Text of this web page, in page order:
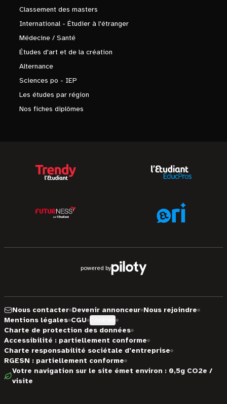
Classement des masters
International - Étudier à l'étranger
Médecine / Santé
Études d'art et de la création
Alternance
Sciences po - IEP
Les études par région
Nos fiches diplômes
powered by
Nous contacter Devenir annonceur Nous rejoindre
Mentions légales CGU
Charte de protection des données
Accessibilité : partiellement conforme
Charte responsabilité sociétale d'entreprise
RGESN : partiellement conforme
Votre navigation sur le site émet environ : 0,5g CO2e /
visite